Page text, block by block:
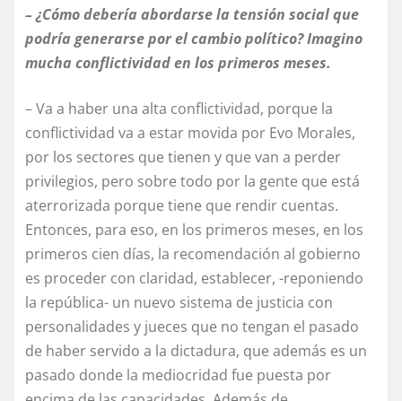
– ¿Cómo debería abordarse la tensión social que
podría generarse por el cambio político? Imagino
mucha conflictividad en los primeros meses.
– Va a haber una alta conflictividad, porque la
conflictividad va a estar movida por Evo Morales,
por los sectores que tienen y que van a perder
privilegios, pero sobre todo por la gente que está
aterrorizada porque tiene que rendir cuentas.
Entonces, para eso, en los primeros meses, en los
primeros cien días, la recomendación al gobierno
es proceder con claridad, establecer, -reponiendo
la república- un nuevo sistema de justicia con
personalidades y jueces que no tengan el pasado
de haber servido a la dictadura, que además es un
pasado donde la mediocridad fue puesta por